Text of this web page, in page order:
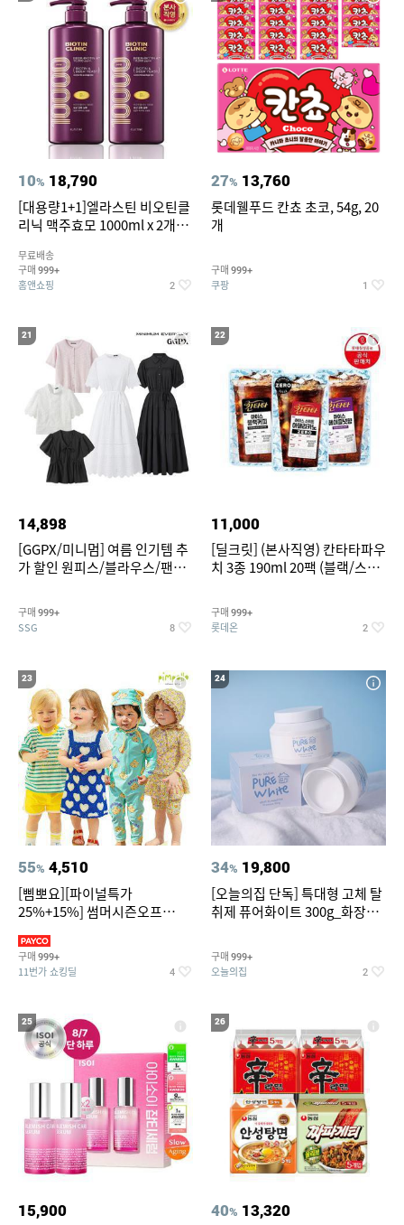
10% 18,790
[대용량1+1]엘라스틴 비오틴클
리닉 맥주효모 1000ml x 2개
무료배송
구매 999+
홈앤쇼핑 2
27% 13,760
롯데웰푸드 칸쵸 초코, 54g, 20
개
구매 999+
쿠팡 1
21
14,898
[GGPX/미니멈] 여름 인기템 추
가 할인 원피스/블라우스/팬츠
구매 999+
SSG 8
22
11,000
[딜크릿] (본사직영) 칸타타파우
치 3종 190ml 20팩 (블랙/스위
구매 999+
롯데온 2
23
55% 4,510
[삠뽀요][파이널특가
25%+15%] 썸머시즌오프
영복/티셔츠/
구매 999+
11번가 쇼킹딜 4
24
34% 19,800
[오늘의집 단독] 특대형 고체 탈
취제 퓨어화이트 300g_화장실
구매 999+
오늘의집 2
25
15,900
26
40% 13,320